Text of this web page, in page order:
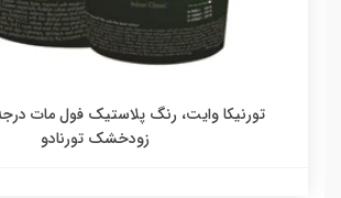
تورنیکا وایت، رنگ پلاستیک فول مات
زودخشک تورنادو